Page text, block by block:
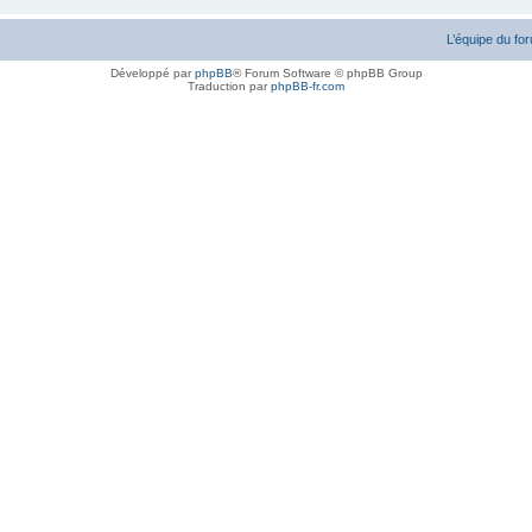
L’équipe du
Développé parphpBB® Forum Software © phpBB Group
Traduction parphpBB-fr.com